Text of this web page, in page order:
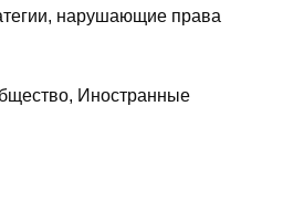
нарушающие права
Иностранные